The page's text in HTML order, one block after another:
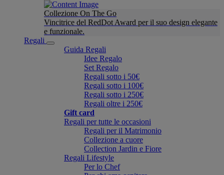
Collezione On The Go
Vincitrice del RedDot Award per il suo design elegante
e funzionale.
Regali
Guida Regali
Idee Regalo
Set Regalo
Regali sotto i 50€
Regali sotto i 100€
Regali sotto i 250€
Regali oltre i 250€
Gift card
Regali per tutte le occasioni
Regali per il Matrimonio
Collezione a cuore
Collection Jardin e Fiore
Regali Lifestyle
Per lo Chef